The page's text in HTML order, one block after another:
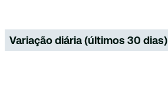
Variação diária (últimos 30 dias)